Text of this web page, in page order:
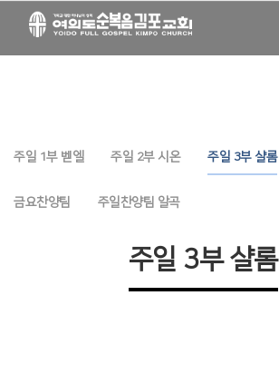
주일 1부 벧엘 주일 2부 시온 주일 3부 샬롬
금요찬양팀 주일찬양팀 알곡
주일 3부 샬롬